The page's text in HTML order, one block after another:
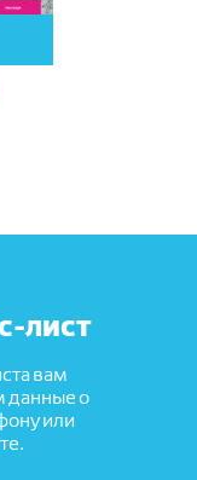
лист
вам
данные о
или